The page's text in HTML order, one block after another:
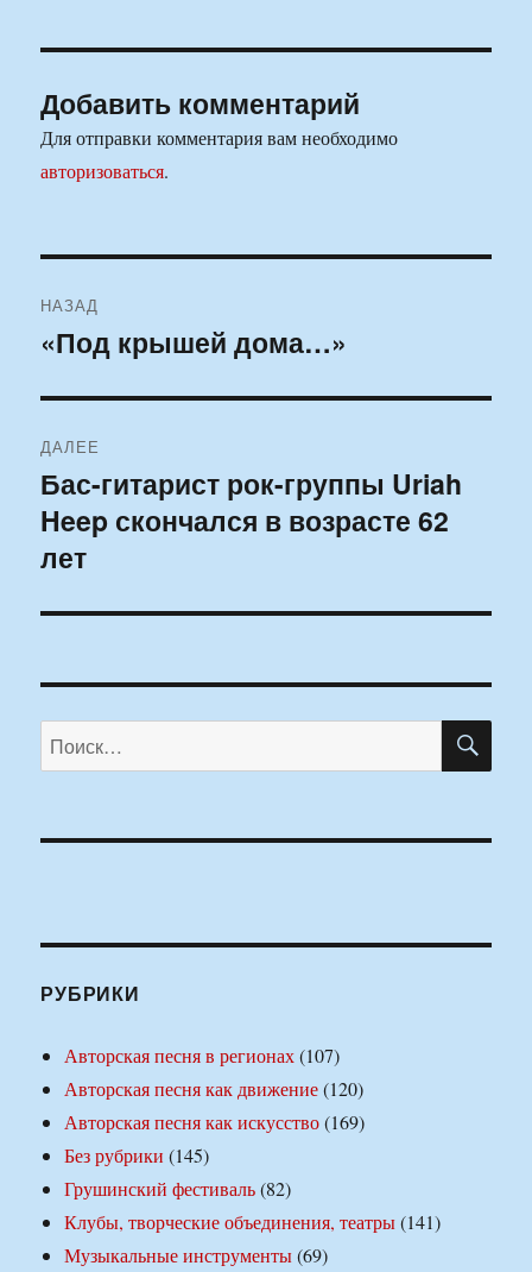
Добавить комментарий
Для отправки комментария вам необходимо
авторизоваться.
по
НАЗАД
Предыдущая
«Под крышей дома…»
ДАЛЕЕ
Следующая
запись:
Бас-гитарист рок-группы Uriah
Heep скончался в возрасте 62
лет
Искать:
РУБРИКИ
Авторская песня в регионах(107)
Авторская песня как движение(120)
Авторская песня как искусство(169)
Без рубрики (145)
Грушинский фестиваль(82)
Клубы, творческие объединения, театры(141)
Музыкальные инструменты(69)